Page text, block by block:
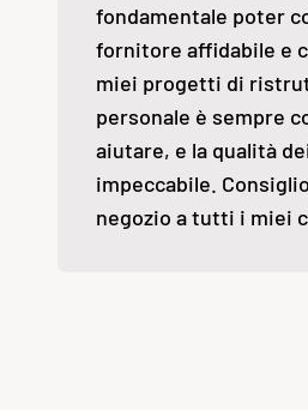
fondamentale poter
fornitore affidabile e
miei progetti di
personale è sempre
aiutare, e la qualità
impeccabile.
negozio a tutti i miei